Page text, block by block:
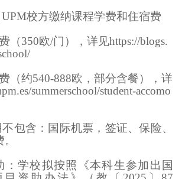
校方缴纳课程学费和住宿费
（350欧/门），详见https://blogs.
费（约540-888欧，部分含餐），详
summerschool/student-accomo
包含：国际机票，签证、保险、
：学校拟按照《本科生参加出国